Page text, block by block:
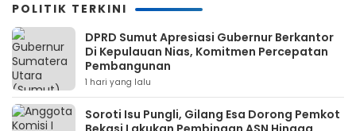
POLITIK TERKINI
DPRD Sumut Apresiasi Gubernur Berkantor
Di Kepulauan Nias, Komitmen Percepatan
Pembangunan
1 hari yang lalu
Soroti Isu Pungli, Gilang Esa Dorong Pemkot